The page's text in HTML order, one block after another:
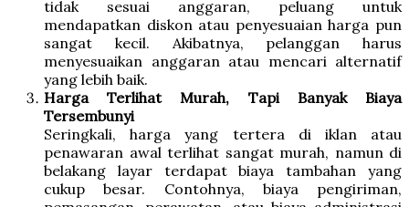
tidak sesuai anggaran, peluang untuk
mendapatkan diskon atau penyesuaian harga pun
sangat kecil. Akibatnya, pelanggan harus
menyesuaikan anggaran atau mencari alternatif
yang lebih baik.
Harga Terlihat Murah, Tapi Banyak Biaya
Tersembunyi
Seringkali, harga yang tertera di iklan atau
penawaran awal terlihat sangat murah, namun di
belakang layar terdapat biaya tambahan yang
cukup besar. Contohnya, biaya pengiriman,